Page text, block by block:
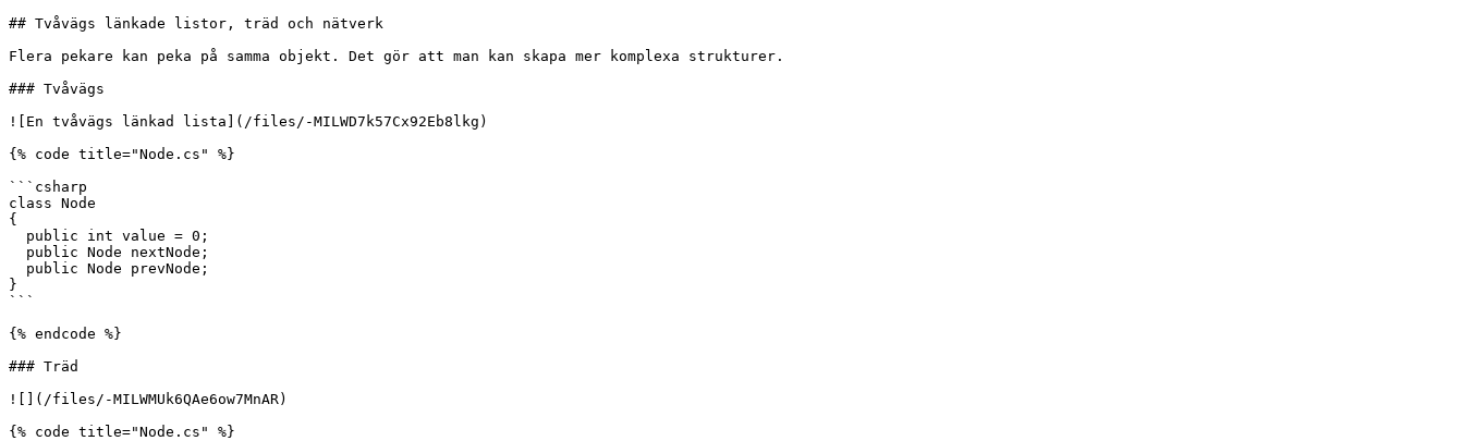
## Tvåvägs länkade listor, träd och nätverk
Flera pekare kan peka på samma objekt. Det gör att man kan skapa mer komplexa strukturer.
### Tvåvägs
![En tvåvägs länkad lista](/files/-MILWD7k57Cx92Eb8lkg)
{% code title="Node.cs" %}
```csharp
class Node
{
}
```
{% endcode %}
### Träd
![](/files/-MILWMUk6QAe6ow7MnAR)
{% code title="Node.cs" %}